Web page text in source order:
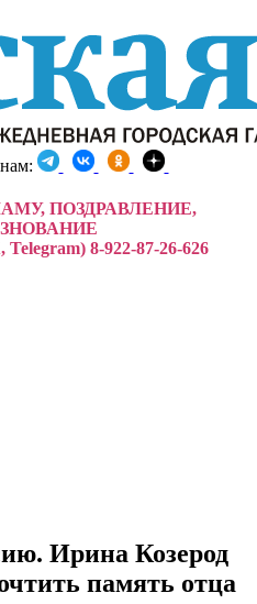
ПОЗДРАВЛЕНИЕ,
8-922-87-26-626
Ирина Козерод
память отца